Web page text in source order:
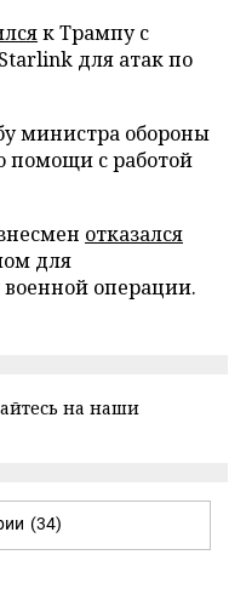
к Трампу с
для атак по
министра обороны
помощи с работой
отказался
для
операции.
на наши
(34)